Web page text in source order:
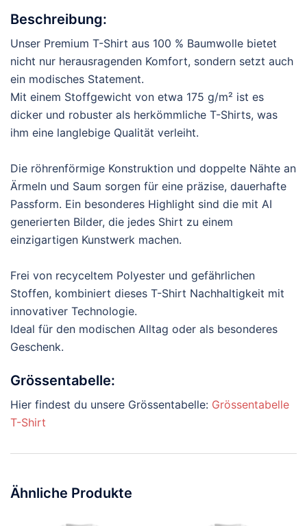
Beschreibung:
Unser Premium T-Shirt aus 100 % Baumwolle bietet
nicht nur herausragenden Komfort, sondern setzt auch
ein modisches Statement.
Mit einem Stoffgewicht von etwa 175 g/m² ist es
dicker und robuster als herkömmliche T-Shirts, was
ihm eine langlebige Qualität verleiht.
Die röhrenförmige Konstruktion und doppelte Nähte an
Ärmeln und Saum sorgen für eine präzise, dauerhafte
Passform. Ein besonderes Highlight sind die mit AI
generierten Bilder, die jedes Shirt zu einem
einzigartigen Kunstwerk machen.
Frei von recyceltem Polyester und gefährlichen
Stoffen, kombiniert dieses T-Shirt Nachhaltigkeit mit
innovativer Technologie.
Ideal für den modischen Alltag oder als besonderes
Geschenk.
Grössentabelle:
Hier findest du unsere Grössentabelle: Grössentabelle
T-Shirt
Ähnliche Produkte